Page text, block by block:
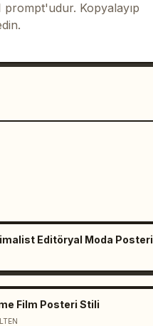
Kopyalayıp
Editöryal Moda Posteri
Film Posteri Stili